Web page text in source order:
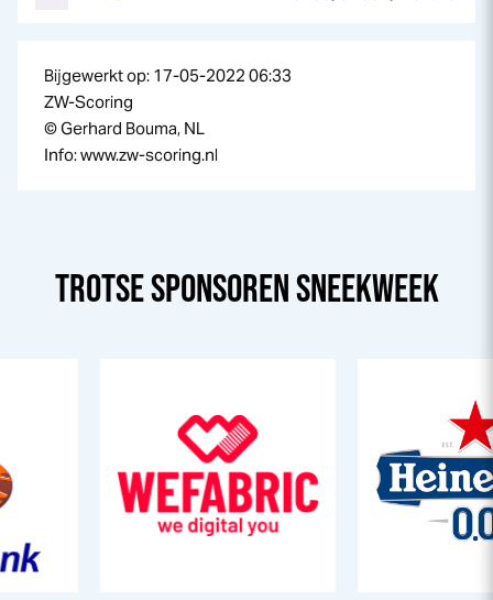
Bijgewerkt op: 17-05-2022 06:33
ZW-Scoring
© Gerhard Bouma, NL
Info: www.zw-scoring.nl
TROTSE SPONSORENSNEEKWEEK